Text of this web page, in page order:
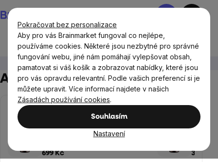
Pokračovat bez personalizace
Aby pro vás Brainmarket fungoval co nejlépe,
používáme cookies. Některé jsou nezbytné pro správné
fungování webu, jiné nám pomáhají vylepšovat obsah,
pamatovat si váš košík a zobrazovat nabídky, které jsou
pro vás opravdu relevantní. Podle vašich preferencí si je
můžete upravit. Více informací najdete v našich
Zásadách používání cookies.
Souhlasím
Nastavení
na
obsah
Nákupní
Doplňky stravy a výživa Antioxidanty
Antioxidanty, Strana 2
NEJPRODÁVANĚJŠÍ
High-contrast mode
BrainMax Super Ashwagandha®
699 Kč 319 Kč